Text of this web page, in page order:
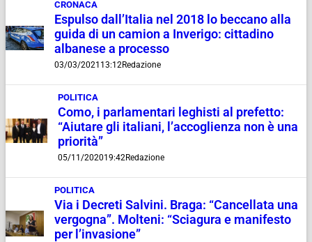
CRONACA
Espulso dall’Italia nel 2018 lo beccano alla
guida di un camion a Inverigo: cittadino
albanese a processo
03/03/2021 13:12Redazione
POLITICA
Como, i parlamentari leghisti al prefetto:
“Aiutare gli italiani, l’accoglienza non è una
priorità”
05/11/202019:42Redazione
POLITICA
Via i Decreti Salvini. Braga: “Cancellata una
vergogna”. Molteni: “Sciagura e manifesto
per l’invasione”